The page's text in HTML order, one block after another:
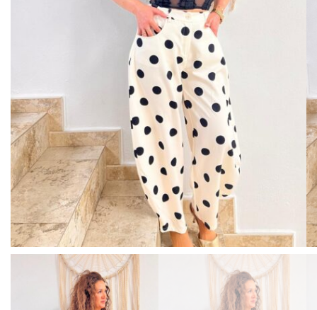
BOLSOS Y MONEDEROS
CALZADO
COMPLEMENTOS
TECNOLOGIA
HOGAR
TARJETAS REGALO